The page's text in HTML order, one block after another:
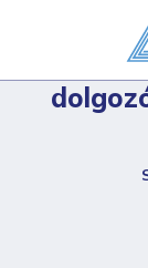
WEBINÁRJAINK